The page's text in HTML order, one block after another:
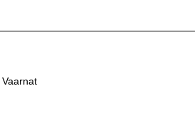
Vaarnat